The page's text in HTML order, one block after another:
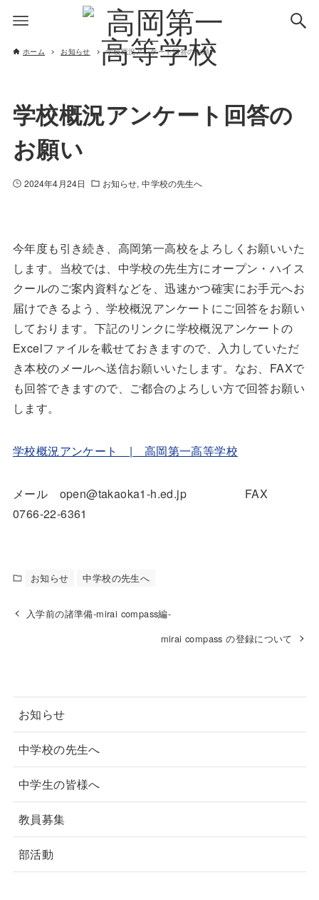
ホーム お知らせ 学校概況アンケート回答のお願い
学校概況アンケート回答の
お願い
2024年4月24日 お知らせ 中学校の先生へ
今年度も引き続き、高岡第一高校をよろしくお願いいた
します。当校では、中学校の先生方にオープン・ハイス
クールのご案内資料などを、迅速かつ確実にお手元へお
届けできるよう、学校概況アンケートにご回答をお願い
しております。下記のリンクに学校概況アンケートの
Excelファイルを載せておきますので、入力していただ
き本校のメールへ送信お願いいたします。なお、FAXで
も回答できますので、ご都合のよろしい方で回答お願い
します。
学校概況アンケート | 高岡第一高等学校
メール open@takaoka1-h.ed.jp FAX
0766-22-6361
お知らせ 中学校の先生へ
入学前の諸準備-mirai compass編-
mirai compass の登録について
お知らせ
中学校の先生へ
中学生の皆様へ
教員募集
部活動